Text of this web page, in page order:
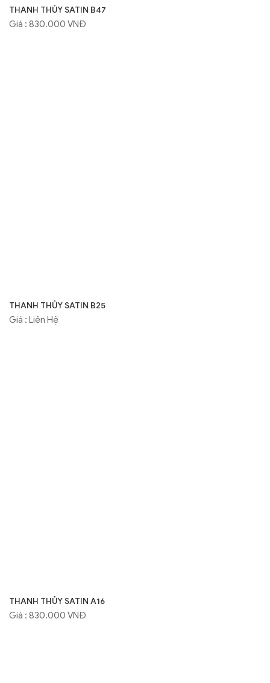
THANH THỦY SATIN B47
Giá : 830.000 VNĐ
THANH THỦY SATIN B25
Giá : Liên Hệ
THANH THỦY SATIN A16
Giá : 830.000 VNĐ